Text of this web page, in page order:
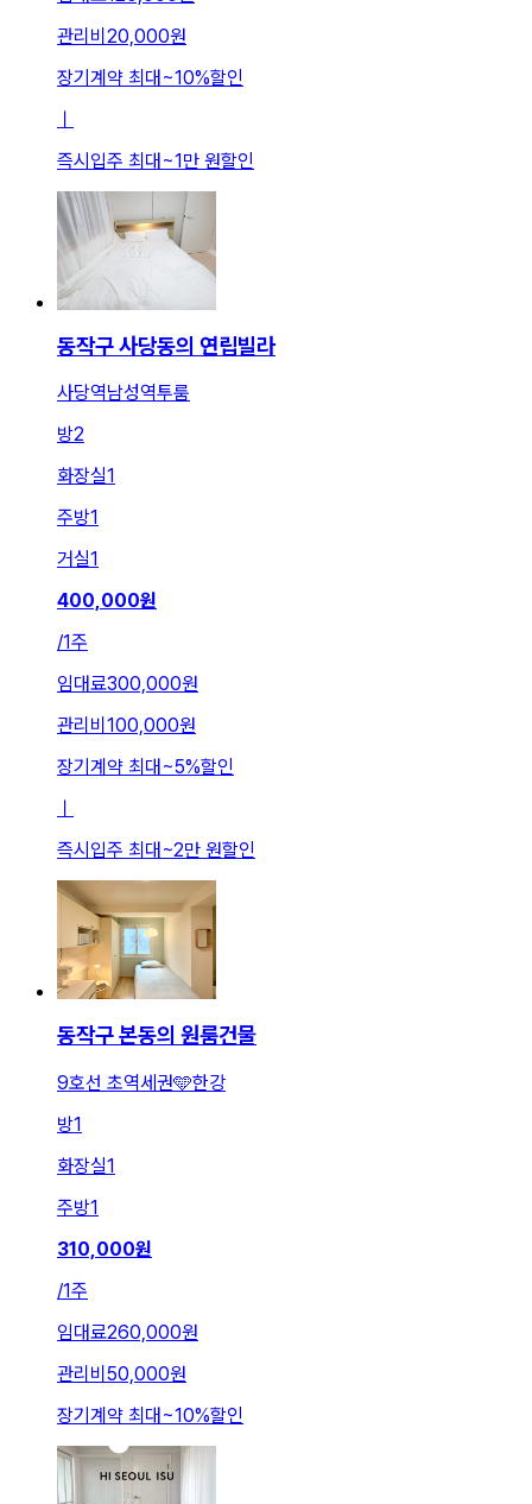
관리비 20,000원
장기계약 최대~10%할인
ㅣ
즉시입주 최대~1만 원할인
동작구 사당동의 연립빌라
사당역남성역투룸
방2
화장실1
주방1
거실1
400,000원
/1주
임대료300,000원
관리비 100,000원
장기계약 최대 ~5%할인
즉시입주 최대 ~2만 원할인
동작구 본동의 원룸건물
9호선 초역세권🩵한강
방1
화장실1
주방1
310,000원
/1주
임대료260,000원
관리비 50,000원
장기계약 최대~10%할인